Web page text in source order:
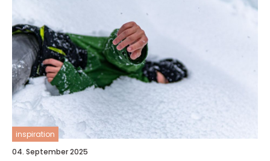
inspiration
04. September 2025